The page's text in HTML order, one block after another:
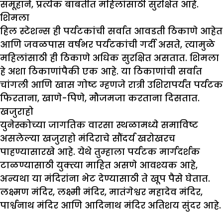
समूहाने, प्रत्येक बाबतीत महिलांसाठी सुरक्षित आहे.
शिमला
हिल स्टेशन्स ही पर्यटकांची सर्वात आवडती ठिकाणे आहेत
आणि जवळपास वर्षभर पर्यटकांची गर्दी असते, त्यामुळे
महिलांसाठी ही ठिकाणे अधिक सुरक्षित असतात. शिमला
हे अशा ठिकाणांपैकी एक आहे. या ठिकाणांची सर्वात
चांगली आणि खास गोष्ट म्हणजे रात्री उशिरापर्यंत पर्यटक
फिरताना, खाणे-पिणे, मौजमजा करताना दिसतात.
खजुराहो
युनेस्कोच्या जागतिक वारसा स्थळामध्ये समाविष्ट
असलेल्या खजुराहो मंदिराचे सौंदर्य खरोखरच
पाहण्यासारखे आहे. येथे तुम्हाला पर्यटक मार्गदर्शक
टाळण्यासाठी युक्त्या माहित असणे आवश्यक आहे,
अन्यथा या मंदिरांना भेट देण्यासाठी ते खूप पैसे घेतात.
लक्ष्मण मंदिर, लक्ष्मी मंदिर, मातंगेश्वर महादेव मंदिर,
पार्श्वनाथ मंदिर आणि आदिनाथ मंदिर अतिशय सुंदर आहे.